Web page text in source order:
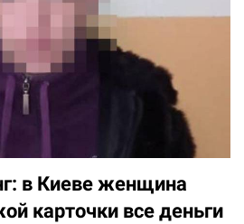
в Киеве женщина
карточки все деньги